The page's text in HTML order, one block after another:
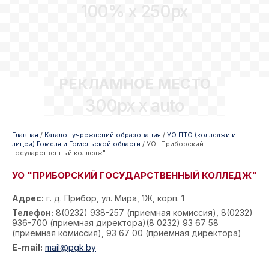
Забыли пароль?
Войти
100% x 250px
РЕКЛАМНОЕ МЕСТО
300px x auto
Главная / Каталог учреждений образования / УО ПТО (колледжи и
лицеи) Гомеля и Гомельской области / УО "Приборский
государственный колледж"
УО "ПРИБОРСКИЙ ГОСУДАРСТВЕННЫЙ КОЛЛЕДЖ"
Адрес: г. д. Прибор, ул. Мира, 1Ж, корп. 1
Телефон: 8(0232) 938-257 (приемная комиссия), 8(0232)
936-700 (приемная директора)(8 0232) 93 67 58
(приемная комиссия), 93 67 00 (приемная директора)
E-mail: mail@pgk.by